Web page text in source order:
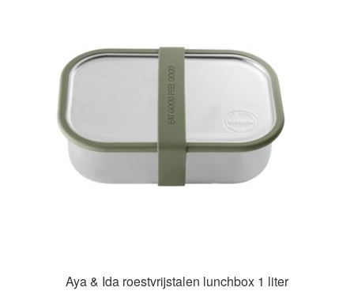
kan
gekozen
worden
op
productpagina
Aya & Ida roestvrijstalen lunchbox 1 liter